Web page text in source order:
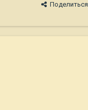
Поделиться